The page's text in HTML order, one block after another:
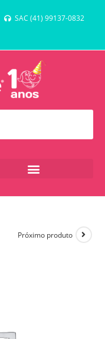
SAC (41) 99137-0832
Próximo produto